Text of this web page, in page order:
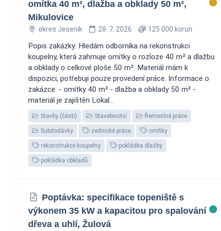
omítka 40 m², dlažba a obklady 50 m²,
Mikulovice
okres Jeseník 28. 7. 2026 125 000 korun
Popis zakázky: Hledám odborníka na rekonstrukci
koupelny, která zahrnuje omítky o rozloze 40 m² a dlažbu
a obklady o celkové ploše 50 m². Materiál mám k
dispozici, potřebuji pouze provedení práce. Informace o
zakázce: - omítky 40 m² - dlažba a obklady 50 m² -
materiál je zajištěn Lokal...
Stavby (části) Stavebnictví Řemeslné práce
Subdodávky zednické práce omítky
rekonstrukce koupelny pokládka dlažby
pokládka obkladů
Poptávka: specifikace topeniště s
výkonem 35 kW a kapacitou pro spalování
dřeva a uhlí, Žulová